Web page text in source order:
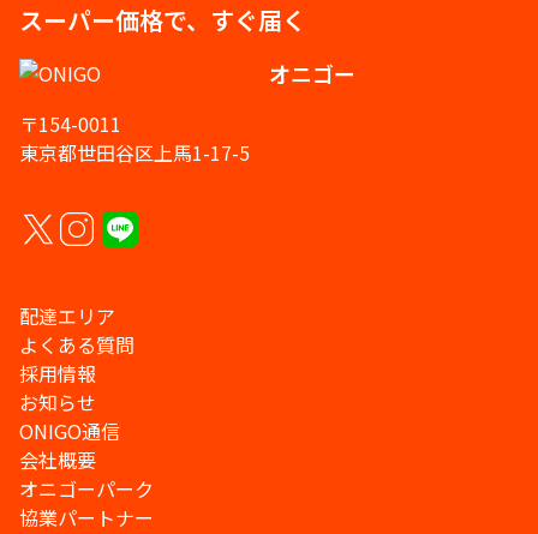
スーパー価格で、すぐ届く
オニゴー
〒154-0011
東京都世田谷区上馬1-17-5
配達エリア
よくある質問
採用情報
お知らせ
ONIGO通信
会社概要
オニゴーパーク
協業パートナー